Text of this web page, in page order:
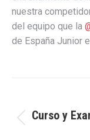
nuestra
del equipo que la
de España Junior
entre
Curso y